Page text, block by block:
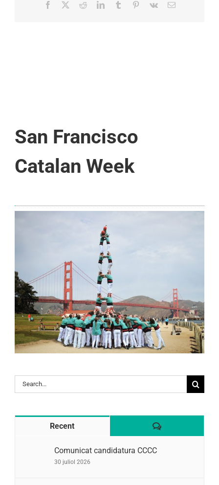
Facebook RedditLinkedInTumblr Pinterest
Vk Email:
San Francisco
Catalan Week
Search
for:
Recent Comentaris
Comunicat candidatura CCCC
30 juliol 2026